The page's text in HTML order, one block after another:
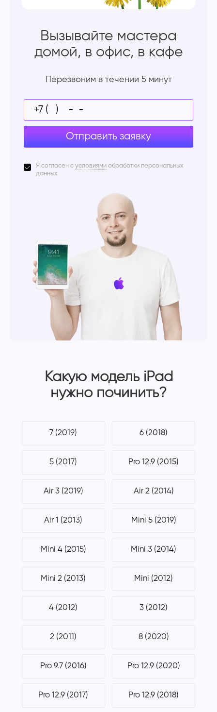
Вызывайте мастера
домой, в офис, в кафе
Перезвоним в течении 5 минут
Отправить заявку
Я согласен с условиями обработки персональных
данных
Какую модель iPad
нужно починить?
7 (2019) 6 (2018)
5 (2017) Pro 12.9 (2015)
Air 3 (2019) Air 2 (2014)
Air 1 (2013) Mini 5 (2019)
Mini 4 (2015) Mini 3 (2014)
Mini 2 (2013) Mini (2012)
4 (2012) 3 (2012)
2 (2011) 8 (2020)
Pro 9.7 (2016) Pro 12.9 (2020)
Pro 12.9 (2017) Pro 12.9 (2018)